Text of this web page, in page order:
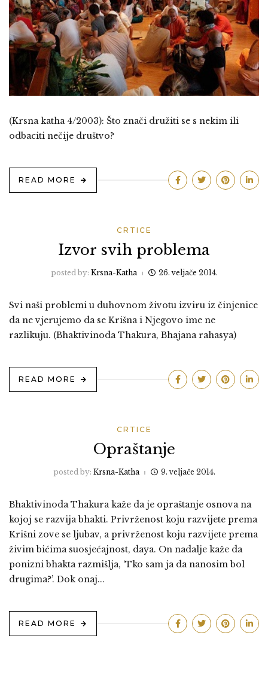
(Krsna katha 4/2003): Što znači družiti se s nekim ili
odbaciti nečije društvo?
READ MORE
CRTICE
Izvor svih problema
posted by: Krsna-Katha 26. veljače 2014.
Svi naši problemi u duhovnom životu izviru iz činjenice
da ne vjerujemo da se Krišna i Njegovo ime ne
razlikuju. (Bhaktivinoda Thakura, Bhajana rahasya)
READ MORE
CRTICE
Opraštanje
posted by: Krsna-Katha 9. veljače 2014.
Bhaktivinoda Thakura kaže da je opraštanje osnova na
kojoj se razvija bhakti. Privrženost koju razvijete prema
Krišni zove se ljubav, a privrženost koju razvijete prema
živim bićima suosjećajnost, daya. On nadalje kaže da
ponizni bhakta razmišlja, ‘Tko sam ja da nanosim bol
drugima?’. Dok onaj...
READ MORE